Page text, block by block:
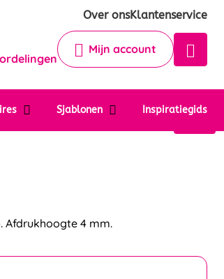
Over onsKlantenservice
Mijn account
Sjablonen Inspiratiegids
Krijg een antwoord op uw vraag
Chat 24/7 met onze chatbot voor
Contact
Afdrukhoogte 4 mm.